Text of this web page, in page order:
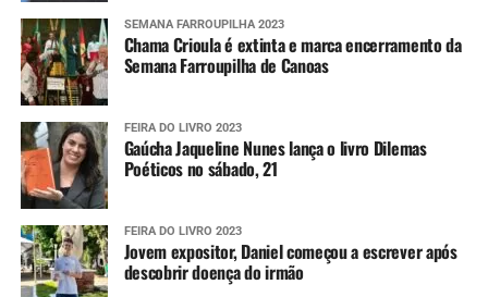
SEMANA FARROUPILHA 2023
Chama Crioula é extinta e marca encerramento da
Semana Farroupilha de Canoas
FEIRA DO LIVRO 2023
Gaúcha Jaqueline Nunes lança o livro Dilemas
Poéticos no sábado, 21
FEIRA DO LIVRO 2023
Jovem expositor, Daniel começou a escrever após
descobrir doença do irmão